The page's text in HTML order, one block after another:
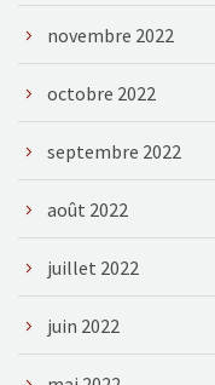
novembre 2022
octobre 2022
septembre 2022
août 2022
juillet 2022
juin 2022